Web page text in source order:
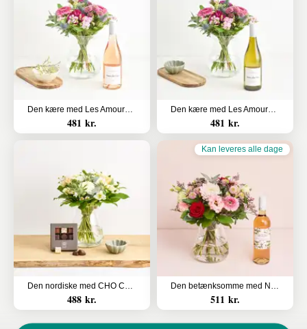
Den kære med Les Amourettes, Rosé Pays d`Oc
481 kr.
Den kære med Les Amourettes, Sauvignon Blanc
481 kr.
Den nordiske med CHO CHO 9 stk.
488 kr.
Kan leveres alle dage
Den betænksomme med Na.Ti.Vo Rosé
511 kr.